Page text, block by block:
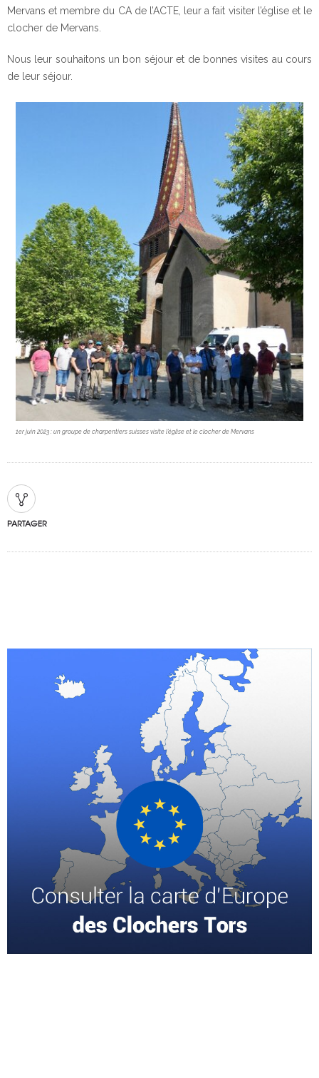
Mervans et membre du CA de l’ACTE, leur a fait visiter l’église et le
clocher de Mervans.
Nous leur souhaitons un bon séjour et de bonnes visites au cours
de leur séjour.
1er juin 2023 : un groupe de charpentiers suisses visite l’église et le clocher de Mervans
PARTAGER